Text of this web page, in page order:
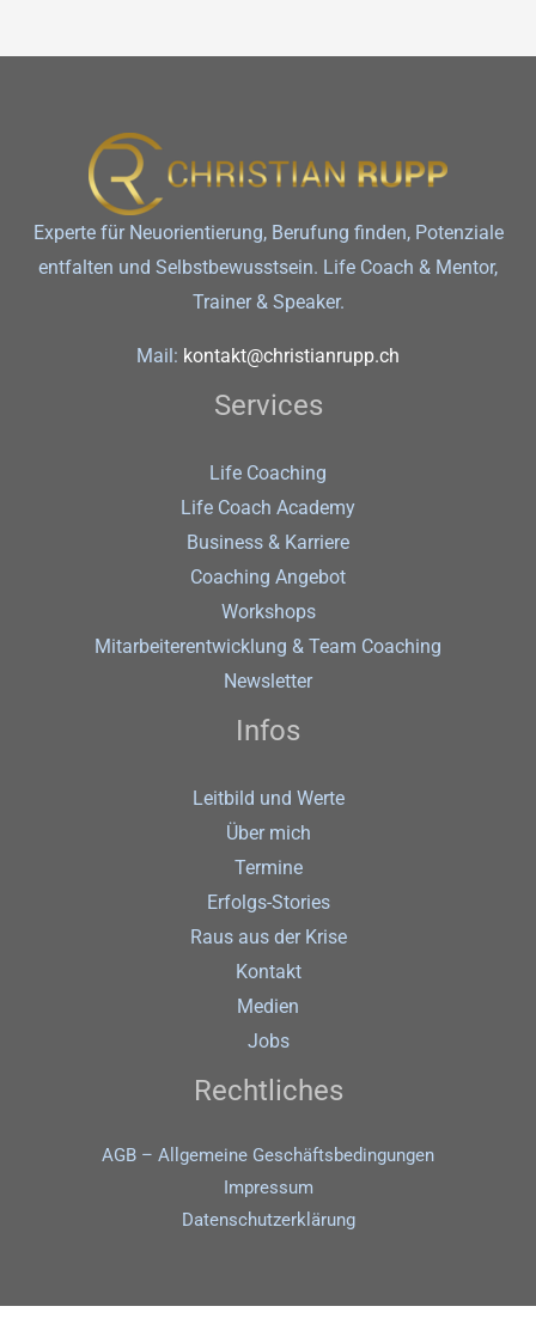
Experte für Neuorientierung, Berufung finden, Potenziale
entfalten und Selbstbewusstsein. Life Coach & Mentor,
Trainer & Speaker.
Mail: kontakt@christianrupp.ch
Services
Life Coaching
Life Coach Academy
Business & Karriere
Coaching Angebot
Workshops
Mitarbeiterentwicklung & Team Coaching
Newsletter
Infos
Leitbild und Werte
Über mich
Termine
Erfolgs-Stories
Raus aus der Krise
Kontakt
Medien
Jobs
Rechtliches
AGB – Allgemeine Geschäftsbedingungen
Impressum
Datenschutz­erklärung